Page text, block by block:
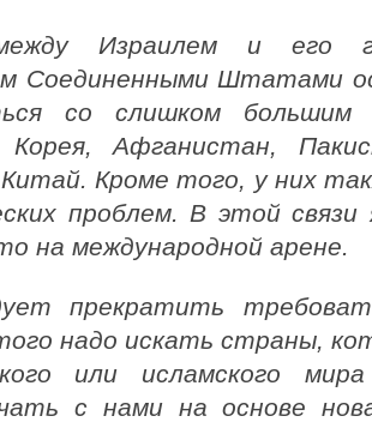
Израилем и его
Соединенными Штатами
со слишком
Корея, Афганистан,
Кроме того, у них
проблем. В этой
на международной арене.
прекратить
надо искать страны,
или исламского
с нами на основе